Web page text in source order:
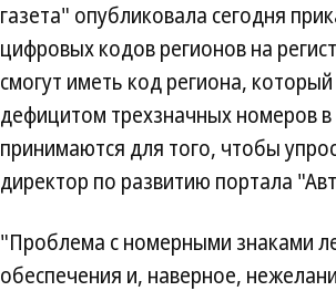
газета" опубликовала сегодня
цифровых кодов регионов на
смогут иметь код региона,
дефицитом трехзначных номеров
принимаются для того, чтобы
директор по развитию портала
"Проблема с номерными знаками
обеспечения и, наверное,